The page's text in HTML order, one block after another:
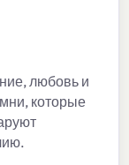
любовь и
которые